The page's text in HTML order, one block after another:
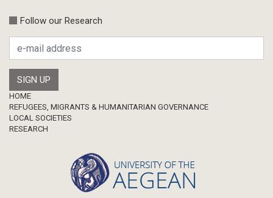
Προσκλήσεις
Ερευνητική δημοσίευση
Μεταπτυχιακή Διπλωματική Εργασία
Follow our Research
Footer
HOME
REFUGEES, MIGRANTS & HUMANITARIAN GOVERNANCE
LOCAL SOCIETIES
RESEARCH